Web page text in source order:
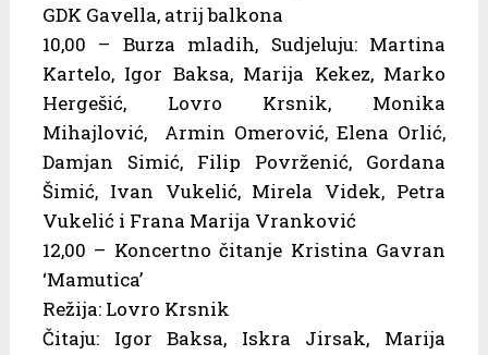
GDK Gavella, atrij balkona
10,00 – Burza mladih, Sudjeluju: Martina
Kartelo, Igor Baksa, Marija Kekez, Marko
Hergešić, Lovro Krsnik, Monika
Mihajlović, Armin Omerović, Elena Orlić,
Damjan Simić, Filip Povrženić, Gordana
Šimić, Ivan Vukelić, Mirela Videk, Petra
Vukelić i Frana Marija Vranković
12,00 – Koncertno čitanje Kristina Gavran
‘Mamutica’
Režija: Lovro Krsnik
Čitaju: Igor Baksa, Iskra Jirsak, Marija